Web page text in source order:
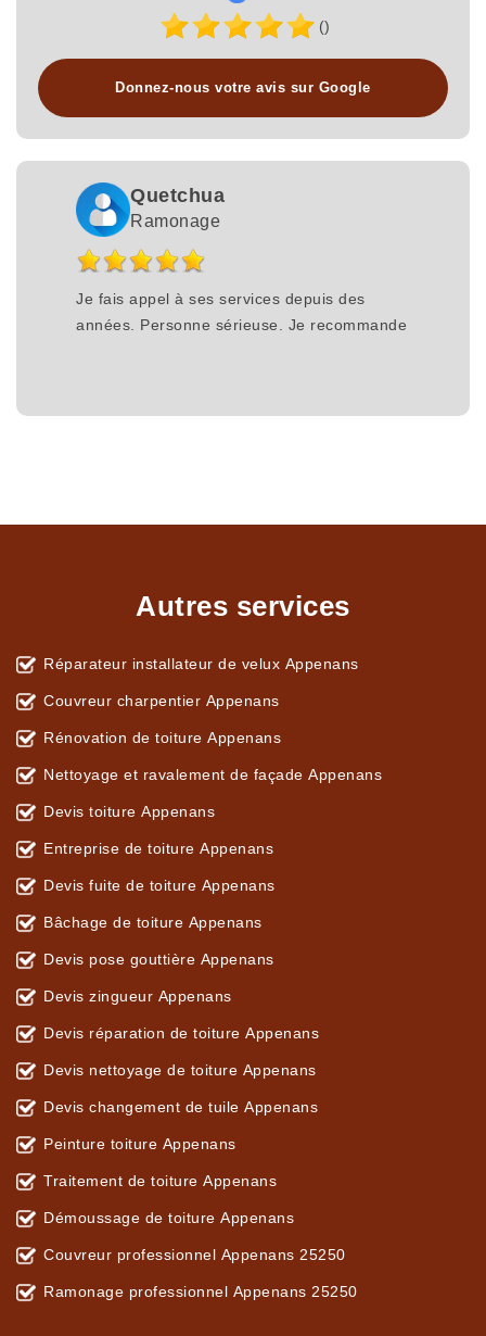
()
Donnez-nous votre avis sur Google
Quetchua
Ramonage
Je fais appel à ses services depuis des
années. Personne sérieuse. Je recommande
Autres services
Réparateur installateur de velux Appenans
Couvreur charpentier Appenans
Rénovation de toiture Appenans
Nettoyage et ravalement de façade Appenans
Devis toiture Appenans
Entreprise de toiture Appenans
Devis fuite de toiture Appenans
Bâchage de toiture Appenans
Devis pose gouttière Appenans
Devis zingueur Appenans
Devis réparation de toiture Appenans
Devis nettoyage de toiture Appenans
Devis changement de tuile Appenans
Peinture toiture Appenans
Traitement de toiture Appenans
Démoussage de toiture Appenans
Couvreur professionnel Appenans 25250
Ramonage professionnel Appenans 25250